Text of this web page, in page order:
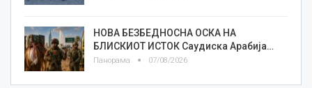
НОВА БЕЗБЕДНОСНА ОСКА НА
БЛИСКИОТ ИСТОК Саудиска Арабија…
Панорама 07/08/2026